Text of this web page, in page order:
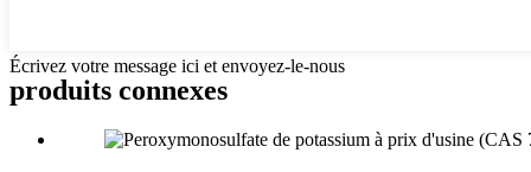
Écrivez votre message ici et envoyez-le-nous
produits connexes